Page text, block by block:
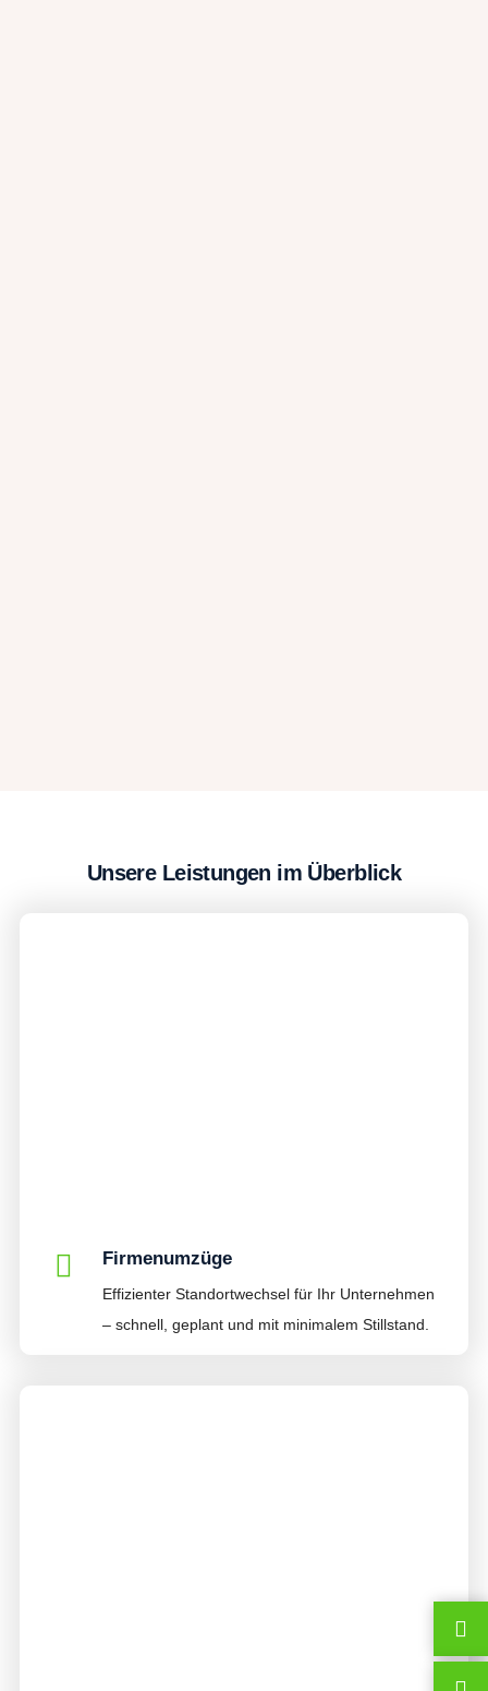
Unsere Leistungen im Überblick
Firmenumzüge
Effizienter Standortwechsel für Ihr Unternehmen
– schnell, geplant und mit minimalem Stillstand.